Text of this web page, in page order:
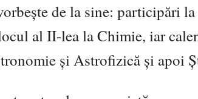
de la sine: participări
al II-lea la Chimie, iar
și Astrofizică și apoi